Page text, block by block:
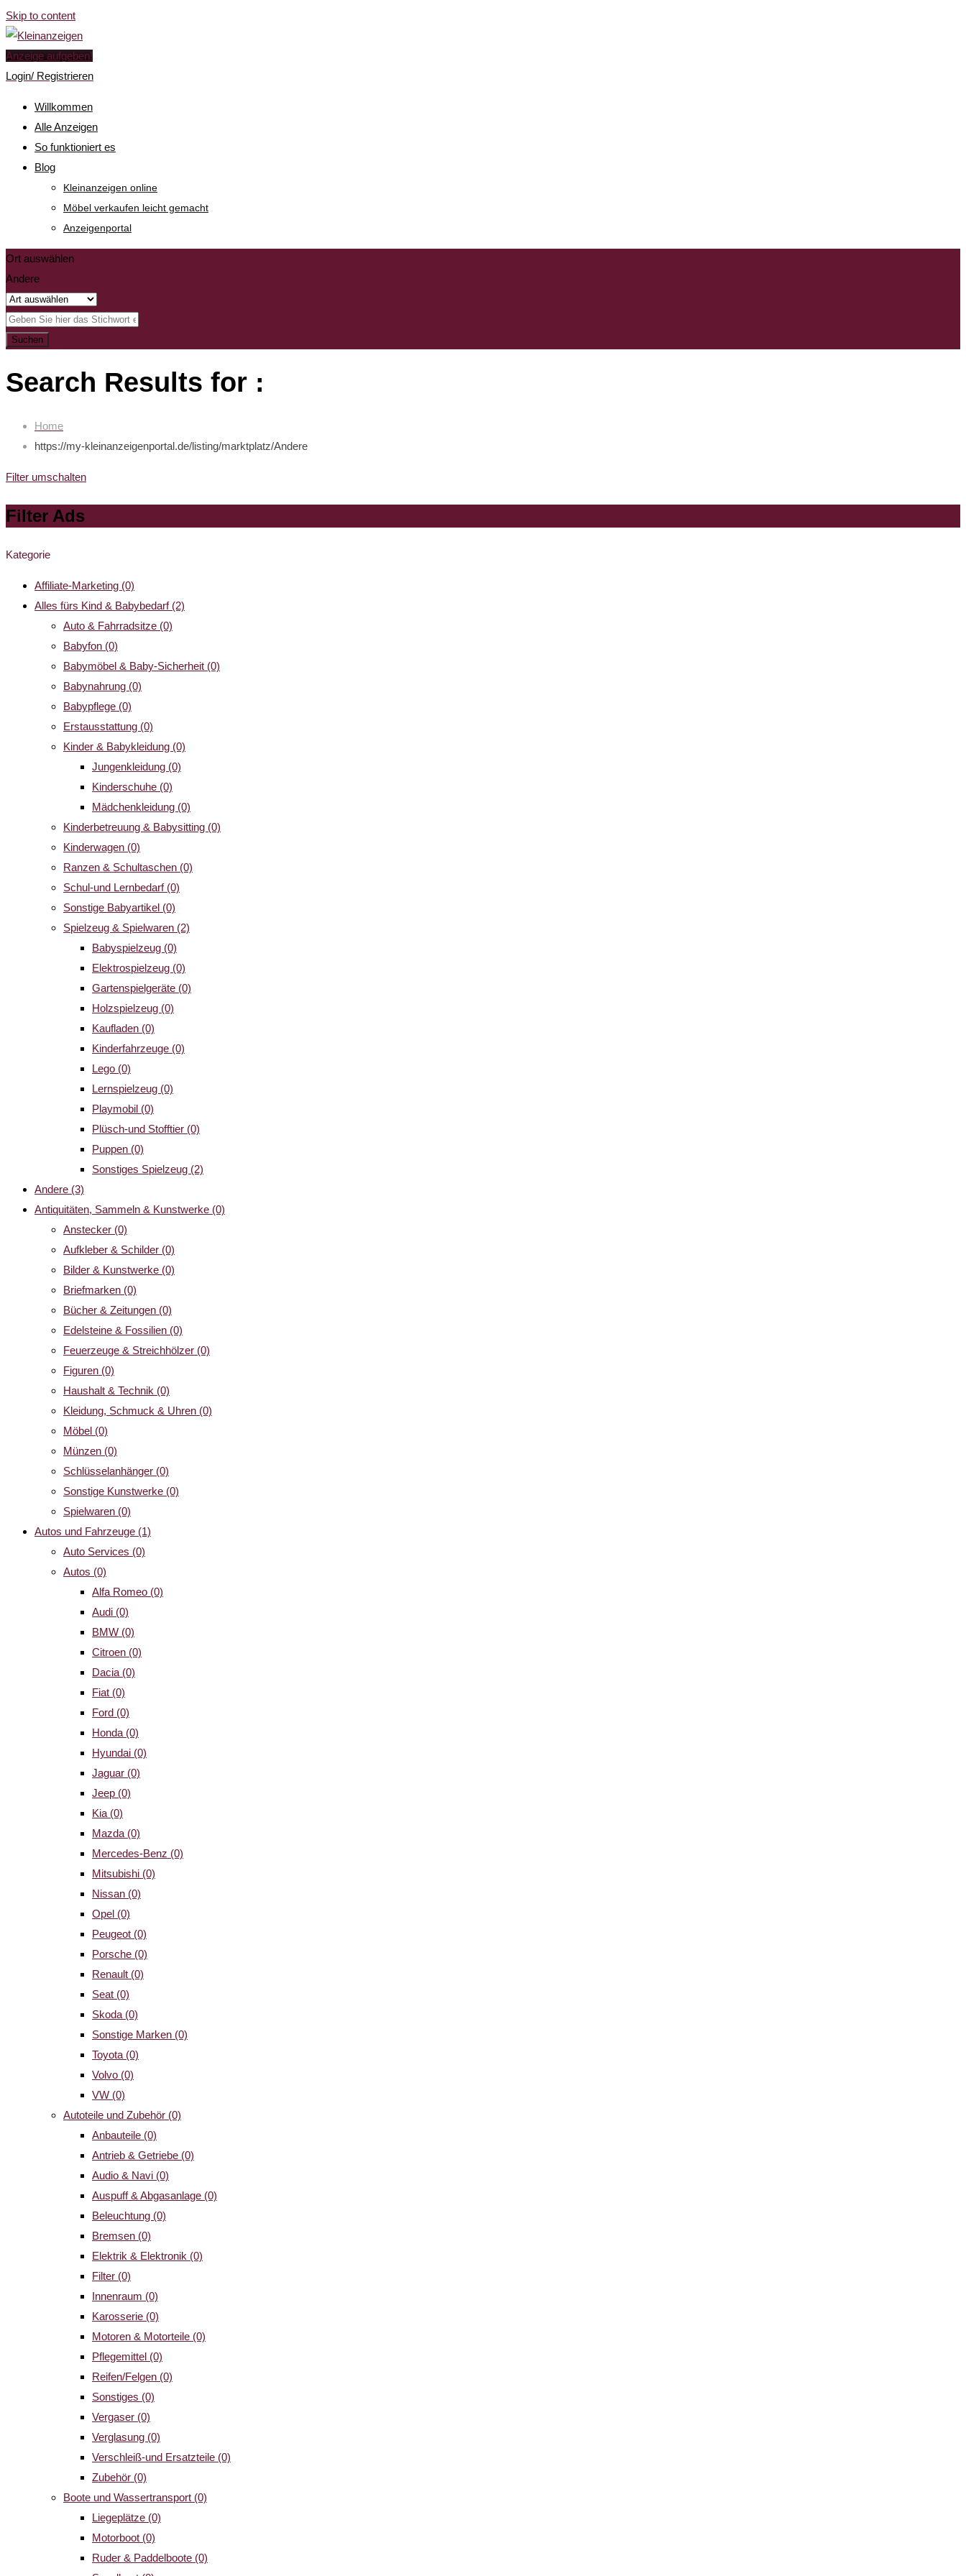
Skip to content
Anzeige aufgeben!
Login/ Registrieren
Willkommen
Alle Anzeigen
So funktioniert es
Blog
Kleinanzeigen online
Möbel verkaufen leicht gemacht
Anzeigenportal
Ort auswählen
Andere
Suchen
Search Results for :
Home
https://my-kleinanzeigenportal.de/listing/marktplatz/Andere
Filter umschalten
Filter Ads
Kategorie
Affiliate-Marketing (0)
Alles fürs Kind & Babybedarf (2)
Auto & Fahrradsitze (0)
Babyfon (0)
Babymöbel & Baby-Sicherheit (0)
Babynahrung (0)
Babypflege (0)
Erstausstattung (0)
Kinder & Babykleidung (0)
Jungenkleidung (0)
Kinderschuhe (0)
Mädchenkleidung (0)
Kinderbetreuung & Babysitting (0)
Kinderwagen (0)
Ranzen & Schultaschen (0)
Schul-und Lernbedarf (0)
Sonstige Babyartikel (0)
Spielzeug & Spielwaren (2)
Babyspielzeug (0)
Elektrospielzeug (0)
Gartenspielgeräte (0)
Holzspielzeug (0)
Kaufladen (0)
Kinderfahrzeuge (0)
Lego (0)
Lernspielzeug (0)
Playmobil (0)
Plüsch-und Stofftier (0)
Puppen (0)
Sonstiges Spielzeug (2)
Andere (3)
Antiquitäten, Sammeln & Kunstwerke (0)
Anstecker (0)
Aufkleber & Schilder (0)
Bilder & Kunstwerke (0)
Briefmarken (0)
Bücher & Zeitungen (0)
Edelsteine & Fossilien (0)
Feuerzeuge & Streichhölzer (0)
Figuren (0)
Haushalt & Technik (0)
Kleidung, Schmuck & Uhren (0)
Möbel (0)
Münzen (0)
Schlüsselanhänger (0)
Sonstige Kunstwerke (0)
Spielwaren (0)
Autos und Fahrzeuge (1)
Auto Services (0)
Autos (0)
Alfa Romeo (0)
Audi (0)
BMW (0)
Citroen (0)
Dacia (0)
Fiat (0)
Ford (0)
Honda (0)
Hyundai (0)
Jaguar (0)
Jeep (0)
Kia (0)
Mazda (0)
Mercedes-Benz (0)
Mitsubishi (0)
Nissan (0)
Opel (0)
Peugeot (0)
Porsche (0)
Renault (0)
Seat (0)
Skoda (0)
Sonstige Marken (0)
Toyota (0)
Volvo (0)
VW (0)
Autoteile und Zubehör (0)
Anbauteile (0)
Antrieb & Getriebe (0)
Audio & Navi (0)
Auspuff & Abgasanlage (0)
Beleuchtung (0)
Bremsen (0)
Elektrik & Elektronik (0)
Filter (0)
Innenraum (0)
Karosserie (0)
Motoren & Motorteile (0)
Pflegemittel (0)
Reifen/Felgen (0)
Sonstiges (0)
Vergaser (0)
Verglasung (0)
Verschleiß-und Ersatzteile (0)
Zubehör (0)
Boote und Wassertransport (0)
Liegeplätze (0)
Motorboot (0)
Ruder & Paddelboote (0)